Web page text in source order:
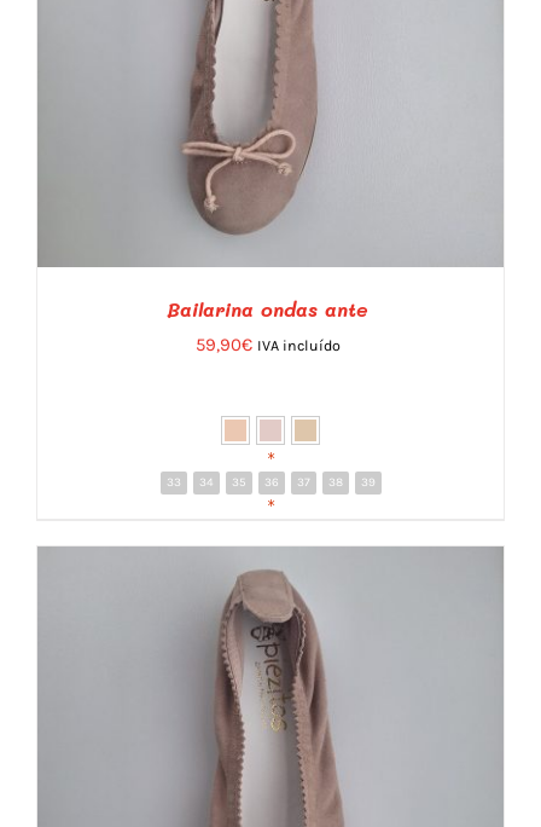
DETALLES
Bailarina ondas ante
59,90€ IVA incluído
*
33 34 35 36 37 38 39
*